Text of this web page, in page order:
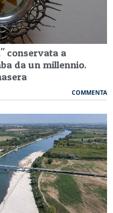
conservata a
da un millennio.
COMMENTA